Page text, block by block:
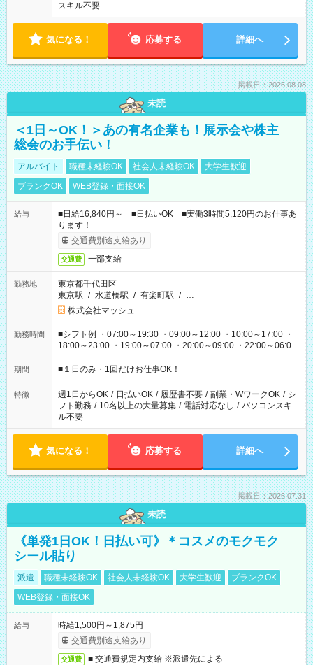
スキル不要
気になる！ 応募する 詳細へ
掲載日：2026.08.08
未読
＜1日～OK！＞あの有名企業も！展示会や株主
総会のお手伝い！
アルバイト 職種未経験OK 社会人未経験OK
大学生歓迎
ブランクOK
WEB登録・面接OK
給与
■日給16,840円～ ■日払いOK ■実働3時間5,120円のお仕事あ
ります！
交通費別途支給あり
交通費 一部支給
勤務地
東京都千代田区
東京駅 / 水道橋駅 / 有楽町駅 / …
株式会社マッシュ
勤務時間
■シフト例 ・07:00～19:30 ・09:00～12:00 ・10:00～17:00 ・
18:00～23:00 ・19:00～07:00 ・20:00～09:00 ・22:00～06:00
etc ★最短で3時間で5,120円のお仕事から 15時間で2万円近く稼
げるお仕事も！ ご希望のお時間に合わせてご紹介！ ※シフトは
ください！
期間 ■１日のみ・1回だけお仕事OK！
特徴 週1日からOK / 日払いOK / 履歴書不要 / 副業・WワークOK / シ
フト勤務 / 10名以上の大量募集 / 電話対応なし / パソコンスキ
ル不要
気になる！ 応募する 詳細へ
掲載日：2026.07.31
未読
《単発1日OK！日払い可》＊コスメのモクモク
シール貼り
派遣 職種未経験OK 社会人未経験OK 大学生歓迎
ブランクOK
WEB登録・面接OK
給与
時給1,500円～1,875円
交通費別途支給あり
交通費 ■ 交通費規定内支給 ※派遣先による